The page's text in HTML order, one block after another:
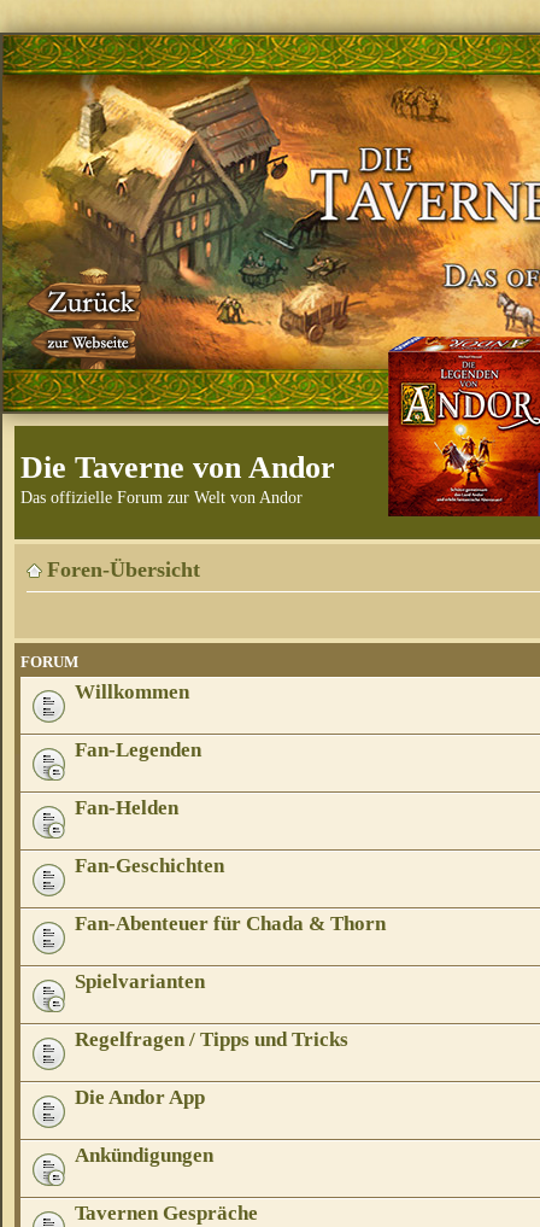
Die Taverne von Andor
Das offizielle Forum zur Welt von Andor
Foren-Übersicht
FORUM
Willkommen
Fan-Legenden
Fan-Helden
Fan-Geschichten
Fan-Abenteuer für Chada & Thorn
Spielvarianten
Regelfragen / Tipps und Tricks
Die Andor App
Ankündigungen
Tavernen Gespräche